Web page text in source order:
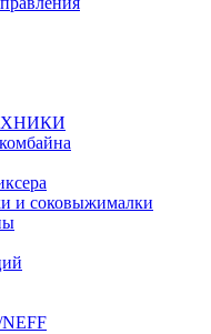
и соковыжималки